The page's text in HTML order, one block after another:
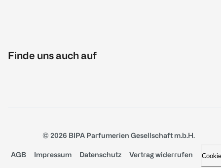
Finde uns auch auf
© 2026 BIPA Parfumerien Gesellschaft m.b.H.
AGB Impressum Datenschutz Vertrag widerrufen